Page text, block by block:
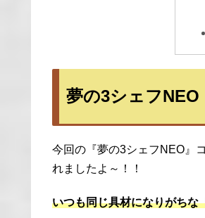
夢の3シェフNEO
今回の『夢の3シェフNEO』
れましたよ～！！
いつも同じ具材になりがちな